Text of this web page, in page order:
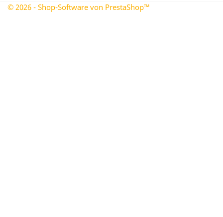
© 2026 - Shop-Software von PrestaShop™